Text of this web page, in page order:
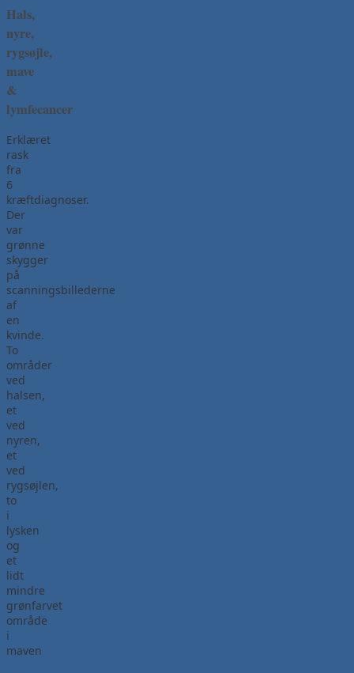
Hals,
nyre,
rygsøjle,
mave
&
lymfecancer
Erklæret
rask
fra
6
kræftdiagnoser.
Der
var
grønne
skygger
på
scanningsbillederne
af
en
kvinde.
To
områder
ved
halsen,
et
ved
nyren,
et
ved
rygsøjlen,
to
i
lysken
og
et
lidt
mindre
grønfarvet
område
i
maven